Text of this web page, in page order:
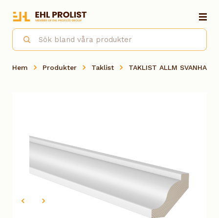
Hem Produkter Taklist TAKLIST ALLM